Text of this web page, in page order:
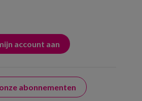
abonnementen